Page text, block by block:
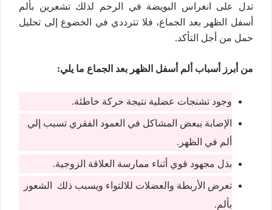
تدل على انغراس البويضة في الرحم لذلك تشعرين بألم
أسفل الظهر بعد الجماع، فلا تترددي في الخضوع إلى تحليل
حمل من أجل التأكد.
من أبرز أسباب ألم أسفل الظهر بعد الجماع ما يلي:
وجود تشنجات عضلية نتيجة حركة خاطئة.
الإصابة ببعض المشاكل في العمود الفقري تسبب إلي
ألم في الظهر.
بذل مجهود قوي أثناء ممارسة العلاقة الزوجية.
تعرض الأربطة والعضلات للالتواء ويسبب ذلك الشعور
بألم.